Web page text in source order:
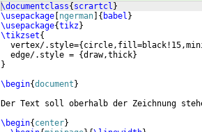
\documentclass{ scrartcl }
\usepackage ngerman { babel }
\usepackage{tikz}
\tikzset{
  vertex/.style=
{
  edge/.style =
{draw,thick}
}
\begin{document }
Der Text soll oberhalb der Zeichnung
\begin{ center}